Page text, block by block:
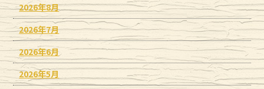
2026年8月
2026年7月
2026年6月
2026年5月